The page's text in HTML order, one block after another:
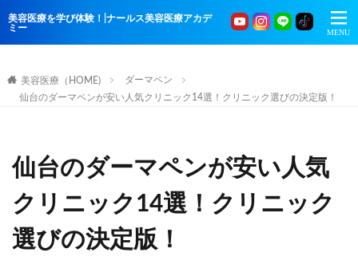
美容医療を学び体験！|ナールス美容医療アカデ
ミー
美容医療（HOME)
ダーマペン
仙台のダーマペンが安い人気クリニック14選！クリニック選びの決定版！
仙台のダーマペンが安い人気
クリニック14選！クリニック
選びの決定版！